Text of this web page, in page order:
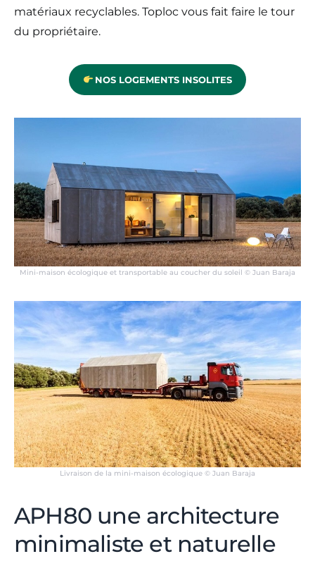
matériaux recyclables. Toploc vous fait faire le tour
du propriétaire.
NOS LOGEMENTS INSOLITES
Mini-maison écologique et transportable au coucher du soleil © Juan Baraja
Livraison de la mini-maison écologique © Juan Baraja
APH80 une architecture
minimaliste et naturelle